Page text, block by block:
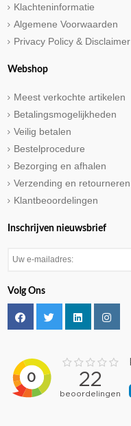
Klachteninformatie
Algemene Voorwaarden
Privacy Policy & Disclaimer
Webshop
Meest verkochte artikelen
Betalingsmogelijkheden
Veilig betalen
Bestelprocedure
Bezorging en afhalen
Verzending en retourneren
Klantbeoordelingen
Inschrijven nieuwsbrief
Volg Ons